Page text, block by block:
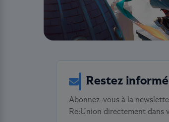
Restez informé
Abonnez-vous à la
Re:Union directement dans